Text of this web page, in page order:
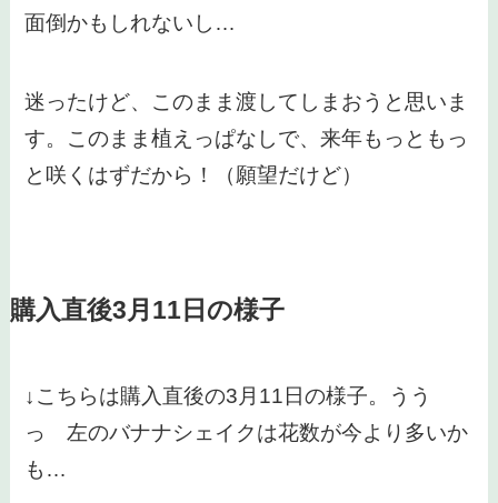
面倒かもしれないし…
迷ったけど、このまま渡してしまおうと思いま
す。このまま植えっぱなしで、来年もっともっ
と咲くはずだから！（願望だけど）
購入直後3月11日の様子
↓こちらは購入直後の3月11日の様子。うう
っ 左のバナナシェイクは花数が今より多いか
も…